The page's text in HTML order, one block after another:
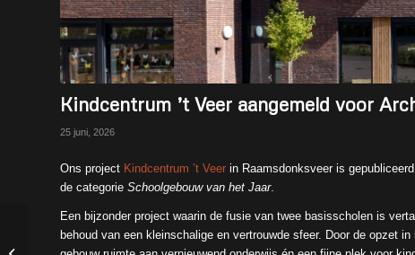
Kindcentrum ’t Veer aangemeld voor
25 juni, 2026
Ons project Kindcentrum ’t Veer in Raamsdonksveer is
de categorie Schoolgebouw van het Jaar.
Een bijzonder project waarin de fusie van twee basisscholen is
behoud van een kleinschalige en vertrouwde sfeer. Door de opzet
Start verkoop